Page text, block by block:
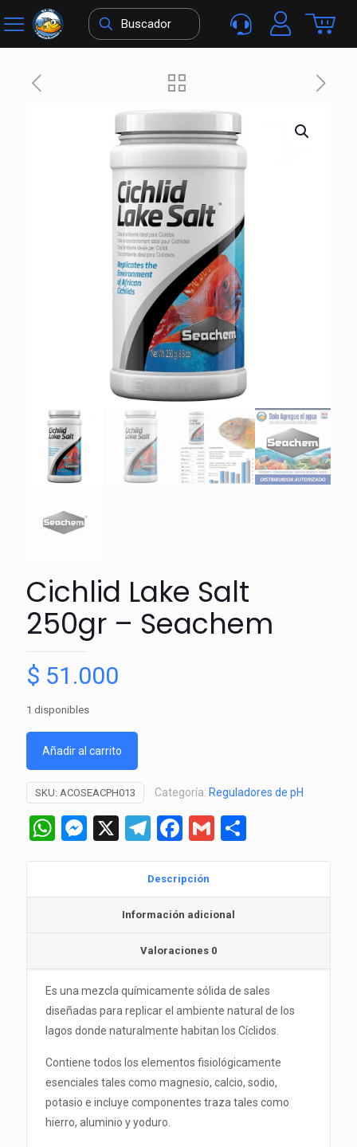
Cichlid Lake Salt
250gr – Seachem
$ 51.000
1 disponibles
Añadir al carrito
SKU: ACOSEACPH013 Categoría: Reguladores de pH
WhatsApp
Messenger
X Telegram
Facebook
Gmail
Descripción
Información adicional
Valoraciones 0
Es una mezcla químicamente sólida de sales
diseñadas para replicar el ambiente natural de los
lagos donde naturalmente habitan los Cíclidos.
Contiene todos los elementos fisiológicamente
esenciales tales como magnesio, calcio, sodio,
potasio e incluye componentes traza tales como
hierro, aluminio y yoduro.